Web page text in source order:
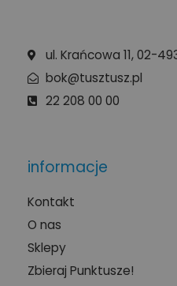
ul. Krańcowa 11, 02-
bok@tusztusz.pl
22 208 00 00
informacje
Kontakt
O nas
Sklepy
Zbieraj Punktusze!